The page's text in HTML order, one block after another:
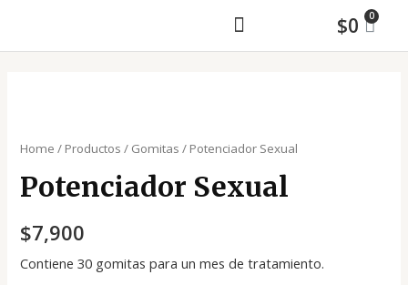
$0
Home / Productos / Gomitas / Potenciador Sexual
Potenciador Sexual
$7,900
Contiene 30 gomitas para un mes de tratamiento.